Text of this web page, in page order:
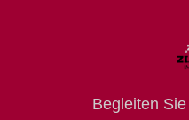
Begleiten